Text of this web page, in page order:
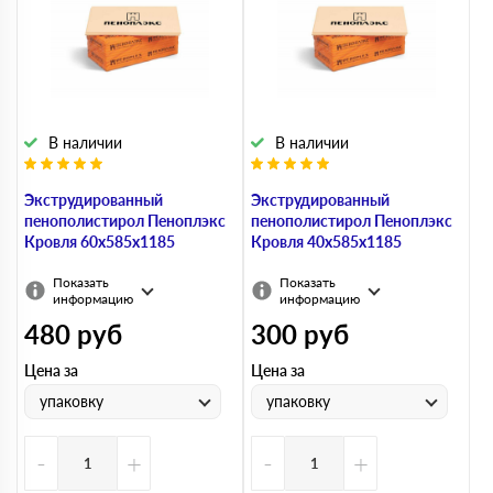
Экструдированный
пенополистирол Пеноплэкс
Кровля 60х585х1185
В наличии
Показать
информацию
480 руб
Цена за
упаковку
- +
Экструдированный
пенополистирол Пеноплэкс
Кровля 40х585х1185
В наличии
Показать
информацию
300 руб
Цена за
упаковку
- +